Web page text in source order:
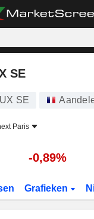
SE
SE
Paris
-0,89%
Grafieken